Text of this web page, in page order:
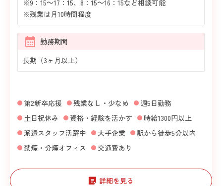
※9：15～17：15、8：15～16：15など相談可能
※残業は月10時間程度
勤務期間
長期（3ヶ月以上）
第2新卒応援 残業なし・少なめ
週5日勤務
土日祝休み
資格・経験を活かす
時給1300円以上
派遣スタッフ活躍中
大手企業
駅から徒歩5分以内
禁煙・分煙オフィス
交通費あり
詳細を見る